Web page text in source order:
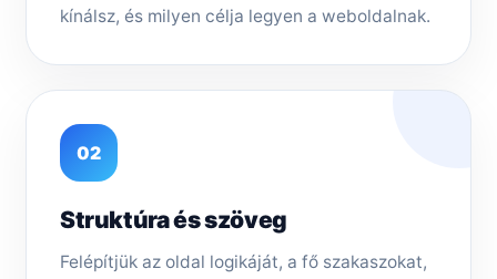
kínálsz, és milyen célja legyen a weboldalnak.
02
Struktúra és szöveg
Felépítjük az oldal logikáját, a fő szakaszokat,